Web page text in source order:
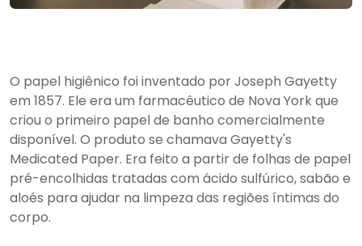
O papel higiênico foi inventado por Joseph Gayetty
em 1857. Ele era um farmacêutico de Nova York que
criou o primeiro papel de banho comercialmente
disponível. O produto se chamava Gayetty's
Medicated Paper. Era feito a partir de folhas de papel
pré-encolhidas tratadas com ácido sulfúrico, sabão e
aloés para ajudar na limpeza das regiões íntimas do
corpo.